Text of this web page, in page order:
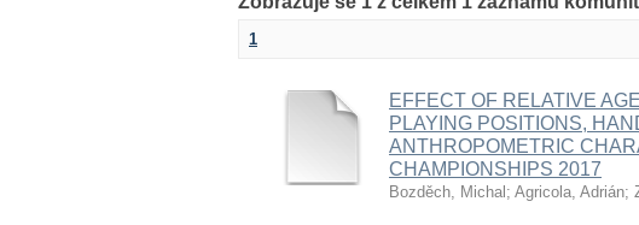
1
EFFECT OF RELATIVE
PLAYING POSITIONS,
ANTHROPOMETRIC
CHAMPIONSHIPS 2017
Bozděch, Michal ; Agricola, Adrián;